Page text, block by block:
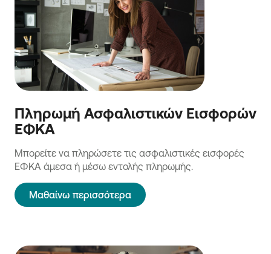
Πληρωμή Ασφαλιστικών Εισφορών
ΕΦΚΑ
Μπορείτε να πληρώσετε τις ασφαλιστικές εισφορές
ΕΦΚΑ άμεσα ή μέσω εντολής πληρωμής.
Μαθαίνω περισσότερα